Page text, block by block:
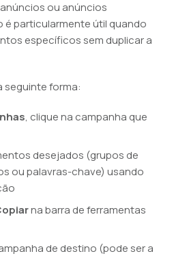
ou anúncios
é particularmente útil quando
específicos sem duplicar a
seguinte forma:
, clique na campanha que
desejados (grupos de
ou palavras-chave) usando
na barra de ferramentas
de destino (pode ser a